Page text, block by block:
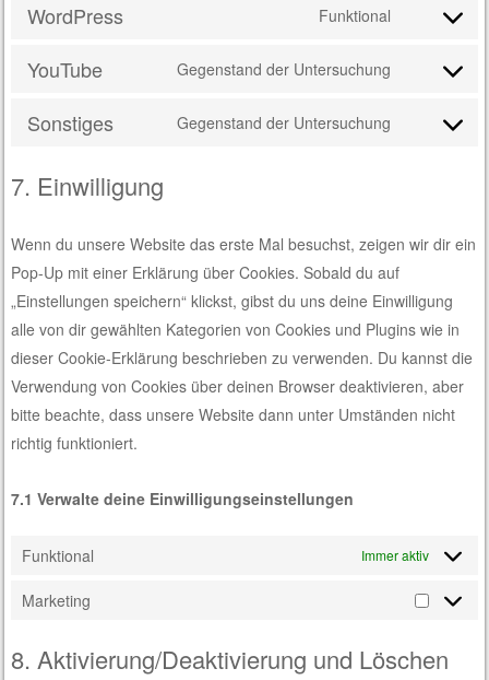
google-
WordPress Funktional
Consent
wordpress
YouTube Gegenstand der Untersuchung
Consent
Sonstiges Gegenstand der Untersuchung
Consent
7. Einwilligung
Wenn du unsere Website das erste Mal besuchst, zeigen wir dir ein
Pop-Up mit einer Erklärung über Cookies. Sobald du auf
„Einstellungen speichern“ klickst, gibst du uns deine Einwilligung
alle von dir gewählten Kategorien von Cookies und Plugins wie in
dieser Cookie-Erklärung beschrieben zu verwenden. Du kannst die
Verwendung von Cookies über deinen Browser deaktivieren, aber
bitte beachte, dass unsere Website dann unter Umständen nicht
richtig funktioniert.
7.1 Verwalte deine Einwilligungseinstellungen
Funktional Immer aktiv
Marketing
8. Aktivierung/Deaktivierung und Löschen